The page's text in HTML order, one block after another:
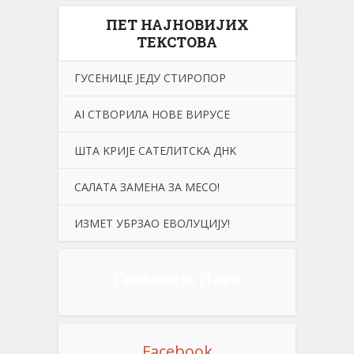
ПЕТ НАЈНОВИЈИХ
ТЕКСТОВА
ГУСЕНИЦЕ ЈЕДУ СТИРОПОР
АI СТВОРИЛА НОВЕ ВИРУСЕ
ШТА KРИЈЕ САТЕЛИТСKА ДНK
САЛАТА ЗАМЕНА ЗА МЕСО!
ИЗМЕТ УБРЗАО ЕВОЛУЦИЈУ!